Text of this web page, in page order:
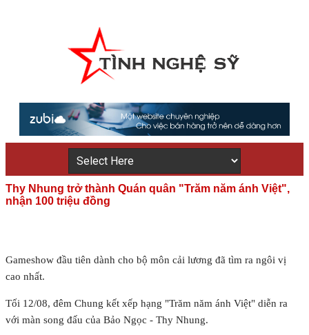
Thy Nhung trở thành Quán quân "Trăm năm ánh Việt",
nhận 100 triệu đồng
Gameshow đầu tiên dành cho bộ môn cải lương đã tìm ra ngôi vị
cao nhất.
Tối 12/08, đêm Chung kết xếp hạng "Trăm năm ánh Việt" diễn ra
với màn song đấu của Bảo Ngọc - Thy Nhung.